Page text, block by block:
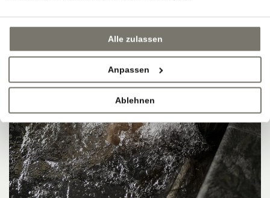
Alle zulassen
Anpassen
Ablehnen